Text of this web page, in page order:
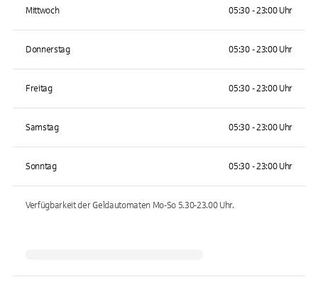
Mittwoch 05:30 - 23:00 Uhr
Donnerstag 05:30 - 23:00 Uhr
Freitag 05:30 - 23:00 Uhr
Samstag 05:30 - 23:00 Uhr
Sonntag 05:30 - 23:00 Uhr
Verfügbarkeit der Geldautomaten Mo-So 5.30-23.00Uhr.